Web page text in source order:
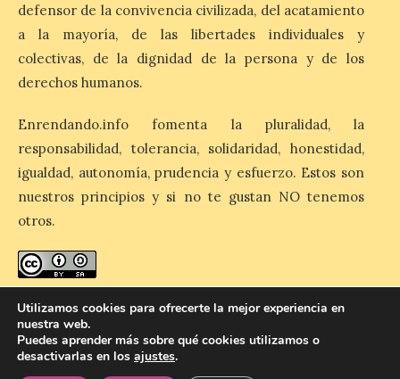
10 Ago 2026
12 de agosto en el
incluye el estreno absoluto
de una composición del
músico segoviano Geni Uñón. Turismo de
Segovia lanza el Premio Internacional de
Fotografía del Eclipse “Segovia bajo […]
València prepara un
operativo especial de
limpieza en las playas y el
punto de observación para
el eclipse solar del día 12
10 Ago 2026
defensor de la convivencia civilizada, del acatamiento
a la mayoría, de las libertades individuales y
colectivas, de la dignidad de la persona y de los
derechos humanos.
Enrendando.info fomenta la pluralidad, la
responsabilidad, tolerancia, solidaridad, honestidad,
igualdad, autonomía, prudencia y esfuerzo. Estos son
nuestros principios y si no te gustan NO tenemos
otros.
Reconocimiento-CompartirIgual 4.0 Internacional
Utilizamos cookies para ofrecerte la mejor experiencia en
nuestra web.
Puedes aprender más sobre qué cookies utilizamos o
desactivarlas en los ajustes.